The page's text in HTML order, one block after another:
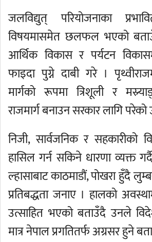
जलविद्युत् परियोजनाका
विषयमासमेत छलफल भएको
आर्थिक विकास र पर्यटन
फाइदा पुग्ने दाबी गरे ।
मार्गको रूपमा त्रिशूली र
राजमार्ग बनाउन सरकार लागि
निजी, सार्वजनिक र सहकारीको
हासिल गर्न सकिने धारणा व्यक्त
ल्हासाबाट काठमाडौं, पोखरा हुँदै
प्रतिबद्धता जनाए । हालको
उत्साहित भएको बताउँदै उनले
मात्र नेपाल प्रगतितर्फ अग्रसर हुने